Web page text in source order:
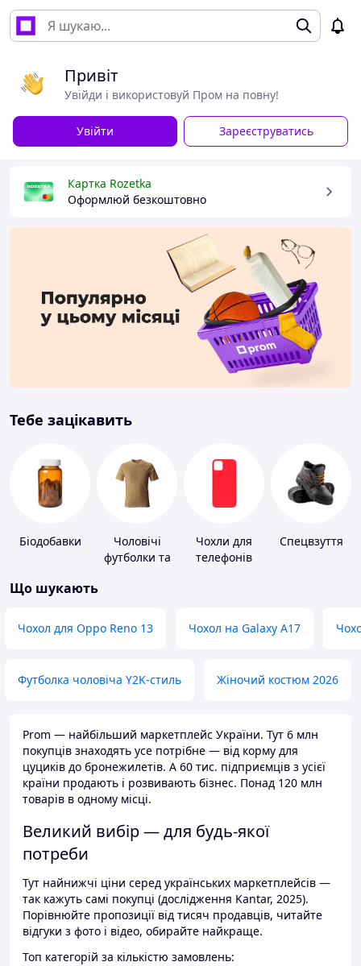
Привіт
Увійди і використовуй Пром на повну!
Увійти Зареєструватись
Картка Rozetka
Оформлюй безкоштовно
Тебе зацікавить
Біодобавки
Чоловічі
футболки та
Чохли для
телефонів
Спецвзуття
Що шукають
Чохол для Oppo Reno 13 Чохол на Galaxy A17
Футболка чоловіча Y2K-стиль Жіночий костюм 2026
Prom — найбільший маркетплейс України. Тут 6 млн
покупців знаходять усе потрібне — від корму для
цуциків до бронежилетів. А 60 тис. підприємців з усієї
країни продають і розвивають бізнес. Понад 120 млн
товарів в одному місці.
Великий вибір — для будь-якої
потреби
Тут найнижчі ціни серед українських маркетплейсів —
так кажуть самі покупці (дослідження Kantar, 2025).
Порівнюйте пропозиції від тисяч продавців, читайте
відгуки з фото і відео, обирайте найкраще.
Топ категорій за кількістю замовлень: